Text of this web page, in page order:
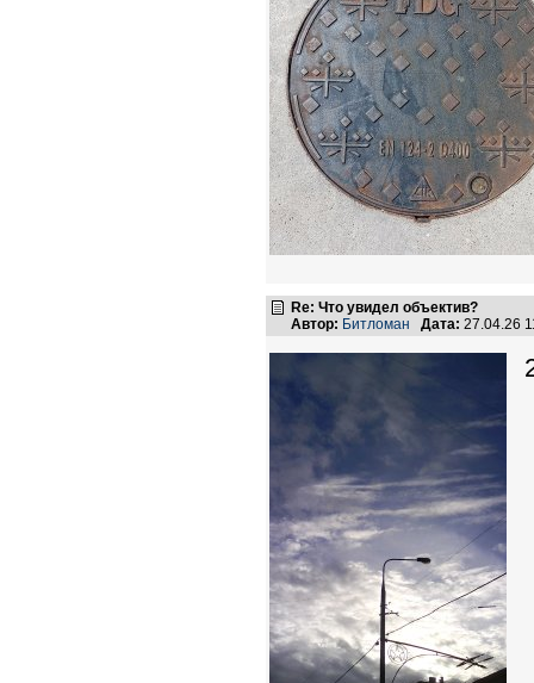
Re: Что увидел объектив?
Автор: Битломан Дата: 27.04.26